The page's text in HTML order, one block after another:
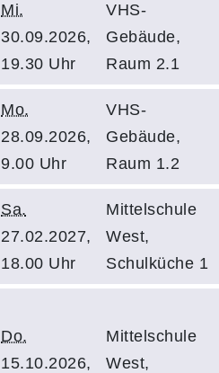
Mi.
30.09.2026,
19.30 Uhr
VHS-
Gebäude,
Raum 2.1
Mo.
28.09.2026,
9.00 Uhr
VHS-
Gebäude,
Raum 1.2
Sa.
27.02.2027,
18.00 Uhr
Mittelschule
West,
Schulküche 1
Do.
15.10.2026,
Mittelschule
West,